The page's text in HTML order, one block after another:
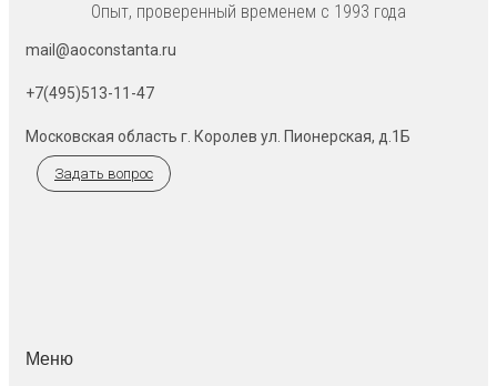
Опыт, проверенный временем с 1993 года
mail@aoconstanta.ru
+7(495)513-11-47
Московская область г. Королев ул. Пионерская, д.1Б
Задать вопрос
Меню